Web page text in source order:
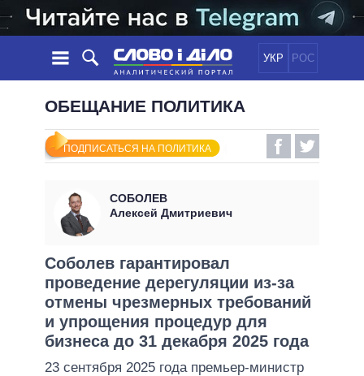
УКР РОС
НОВОСТИ
ЛЕНТА
СОБЫТИЯ
МНЕНИЯ
ОБЗОРЫ
ДАЙДЖЕСТЫ
ПОЛИТИКА
ЭКОНОМИКА
МИР
ОБЕЩАНИЯ
ВСЕ ПОЛИТИКИ
ПРЕЗИДЕНТ И ОФИС
ВЕРХОВНАЯ РАДА
КАБИНЕТ МИНИСТРОВ
ГЛАВЫ ОБЛАДМИНИСТРАЦИЙ
МЭРЫ
ВСЕ ПЕРСОНЫ
ИНФОГРАФИКА
ПОДДЕРЖАТЬ
СРАВНЕНИЕ ПОЛИТИКОВ
ОБЕЩАНИЕ ПОЛИТИКА
ПОДПИСАТЬСЯ НА ПОЛИТИКА
СОБОЛЕВ
Алексей Дмитриевич
Соболев гарантировал
проведение дерегуляции из-за
отмены чрезмерных требований
и упрощения процедур для
бизнеса до 31 декабря 2025 года
23 сентября 2025 года премьер-министр